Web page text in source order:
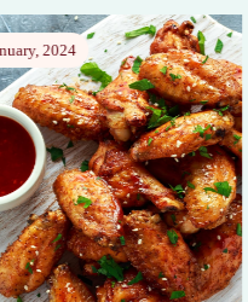
25 January, 2024